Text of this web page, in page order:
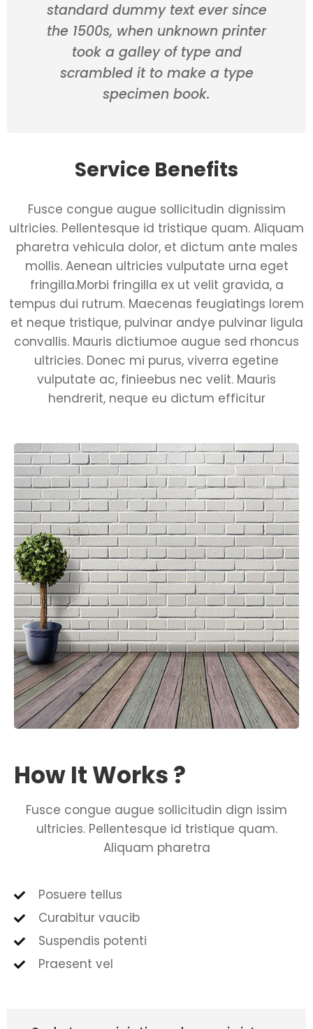
standard dummy text ever since
the 1500s, when unknown printer
took a galley of type and
scrambled it to make a type
specimen book.
Service Benefits
Fusce congue augue sollicitudin dignissim
ultricies. Pellentesque id tristique quam. Aliquam
pharetra vehicula dolor, et dictum ante males
mollis. Aenean ultricies vulputate urna eget
fringilla.Morbi fringilla ex ut velit gravida, a
tempus dui rutrum. Maecenas feugiatings lorem
et neque tristique, pulvinar andye pulvinar ligula
convallis. Mauris dictiumoe augue sed rhoncus
ultricies. Donec mi purus, viverra egetine
vulputate ac, finieebus nec velit. Mauris
hendrerit, neque eu dictum efficitur
How It Works ?
Fusce congue augue sollicitudin dign issim
ultricies. Pellentesque id tristique quam.
Aliquam pharetra
Posuere tellus
Curabitur vaucib
Suspendis potenti
Praesent vel